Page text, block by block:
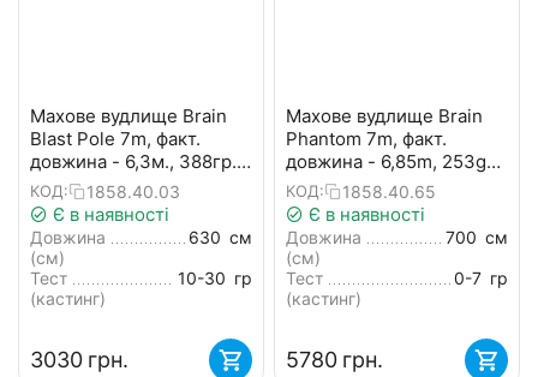
Махове вудлище Brain
Blast Pole 7m, факт.
довжина - 6,3м., 388гр.
(телескопічне, без
кілець) + чохол
КОД: 1858.40.03
Є в наявності
Довжина
(см)
630 см
Тест
(кастинг)
10-30 гр
‍3030‍ грн.
Махове вудлище Brain
Phantom 7m, факт.
довжина - 6,85m, 253g
(телескопічне, без
кілець) + чохол
КОД: 1858.40.65
Є в наявності
Довжина
(см)
700 см
Тест
(кастинг)
0-7 гр
‍5780‍ грн.